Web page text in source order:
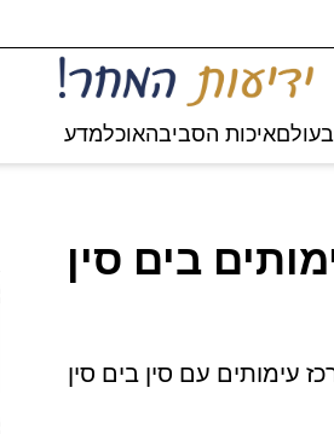
בעולםאיכות הסביבהאוכלמדע
בים סין
עימותים עם סין בים סין